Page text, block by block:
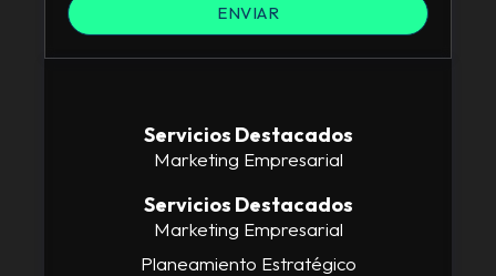
ENVIAR
Servicios Destacados
Marketing Empresarial
Servicios Destacados
Marketing Empresarial
Planeamiento Estratégico